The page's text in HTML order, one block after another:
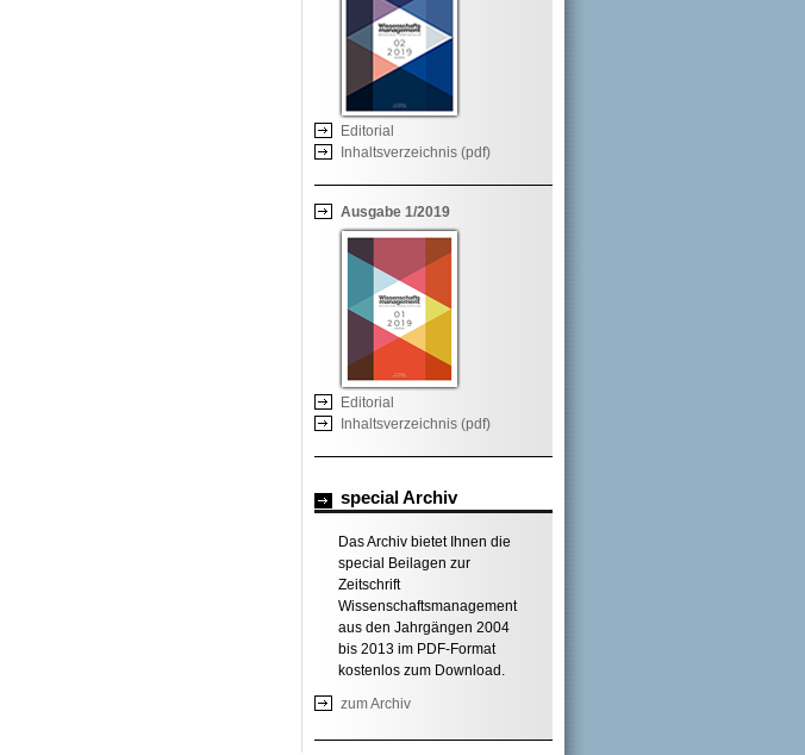
Editorial
Inhaltsverzeichnis (pdf)
Ausgabe 1/2019
Editorial
Inhaltsverzeichnis (pdf)
special Archiv
Das Archiv bietet Ihnen die
special Beilagen zur
Zeitschrift
Wissenschaftsmanagement
aus den Jahrgängen 2004
bis 2013 im PDF-Format
kostenlos zum Download.
zum Archiv